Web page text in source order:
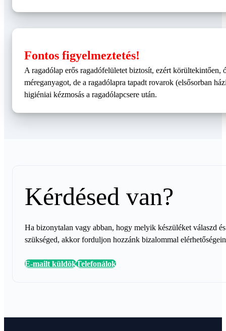
Fontos figyelmeztetés!
A ragadólap erős ragadófelületet biztosít, ezért körültekintően,
méreganyagot, de a ragadólapra tapadt rovarok (elsősorban
higiéniai kézmosás a ragadólapcsere után.
Kérdésed van?
Ha bizonytalan vagy abban, hogy melyik készüléket válaszd
szükséged, akkor forduljon hozzánk bizalommal
E-mailt küldökTelefonálok